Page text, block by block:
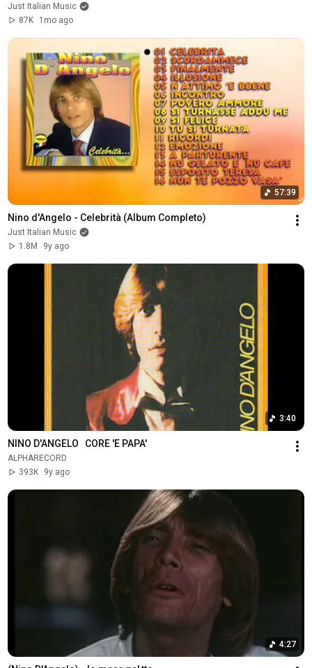
Just Italian Music
87K
1mo ago
57:39
Nino d'Angelo - Celebrità (Album Completo)
Just Italian Music
1.8M
9y ago
3:40
NINO D'ANGELO   CORE 'E PAPA'
ALPHARECORD
393K
9y ago
4:27